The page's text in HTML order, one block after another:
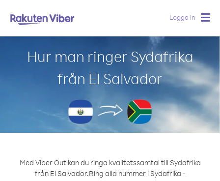
Logga in
Hur man ringer Sydafrika
från El Salvador
Med Viber Out kan du ringa kvalitetssamtal till Sydafrika
från El Salvador.Ring alla nummer i Sydafrika -